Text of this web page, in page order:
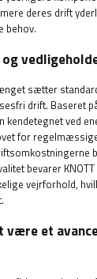
deres drift
behov.
sætter
drift. Baseret
kendetegnet ved
for
bevarer
vejrforhold,
være et